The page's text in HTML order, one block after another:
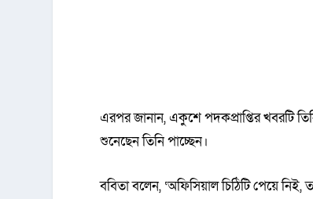
এরপর জানান, একুশে পদকপ্রাপ্তির খবরটি
শুনেছেন তিনি পাচ্ছেন।
ববিতা বলেন, ‘অফিসিয়াল চিঠিটি পেয়ে